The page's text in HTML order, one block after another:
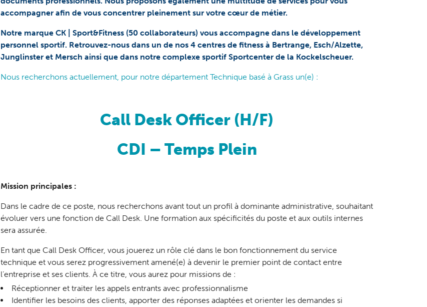
accompagner afin de vous concentrer pleinement sur votre cœur de métier.
Notre marque CK | Sport&Fitness (50 collaborateurs) vous accompagne dans le développement
personnel sportif. Retrouvez-nous dans un de nos 4 centres de fitness à Bertrange, Esch/Alzette,
Junglinster et Mersch ainsi que dans notre complexe sportif Sportcenter de la Kockelscheuer.
Nous recherchons actuellement, pour notre département Technique basé à Grass un(e) :
Call Desk Officer (H/F)
CDI – Temps Plein
Mission principales :
Dans le cadre de ce poste, nous recherchons avant tout un profil à dominante administrative, souhaitant
évoluer vers une fonction de Call Desk. Une formation aux spécificités du poste et aux outils internes
sera assurée.
En tant que Call Desk Officer, vous jouerez un rôle clé dans le bon fonctionnement du service
technique et vous serez progressivement amené(e) à devenir le premier point de contact entre
l’entreprise et ses clients. À ce titre, vous aurez pour missions de :
Réceptionner et traiter les appels entrants avec professionnalisme
Identifier les besoins des clients, apporter des réponses adaptées et orienter les demandes si